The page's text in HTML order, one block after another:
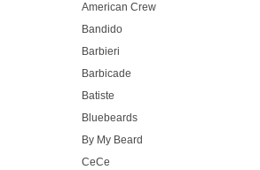
American Crew
Bandido
Barbieri
Barbicade
Batiste
Bluebeards
By My Beard
CeCe